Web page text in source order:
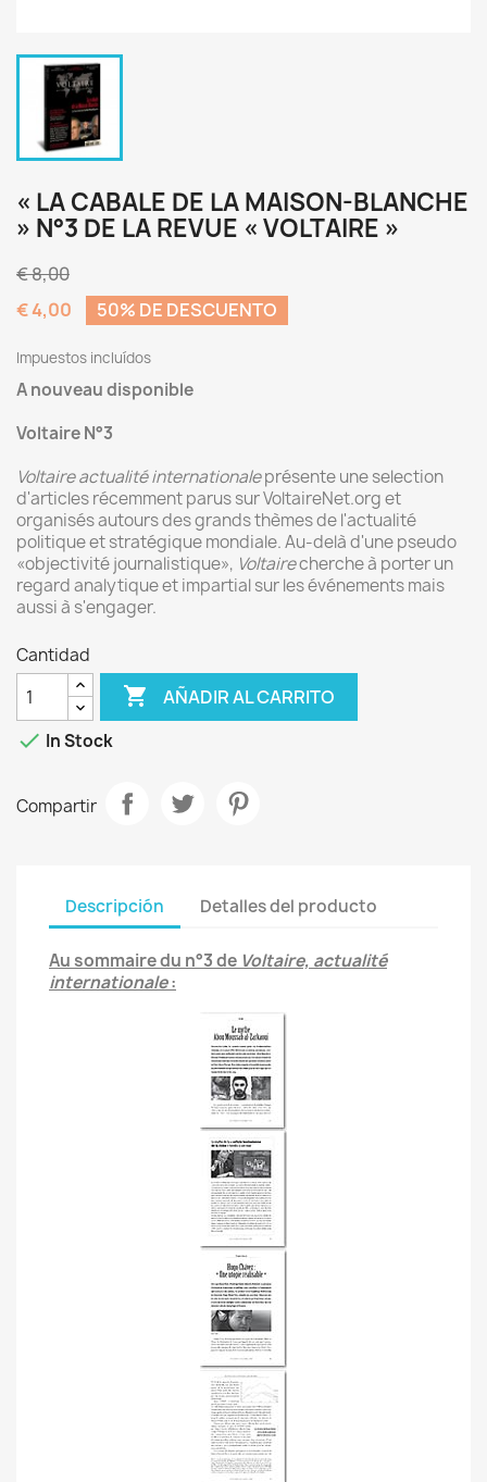
« LA CABALE DE LA MAISON-BLANCHE
» N°3 DE LA REVUE « VOLTAIRE »
€ 8,00
€ 4,00
50% DE DESCUENTO
Impuestos incluídos
A nouveau disponible
Voltaire N°3
Voltaire actualité internationaleprésente une selection
d'articles récemment parus sur VoltaireNet.org et
organisés autours des grands thèmes de l'actualité
politique et stratégique mondiale. Au-delà d'une pseudo
«objectivité journalistique», Voltairecherche à porter un
regard analytique et impartial sur les événements mais
aussi à s'engager.
Cantidad
 AÑADIR AL CARRITO
 In Stock
Compartir
Descripción Detalles del producto
Au sommaire du n°3 de Voltaire, actualité
internationale: